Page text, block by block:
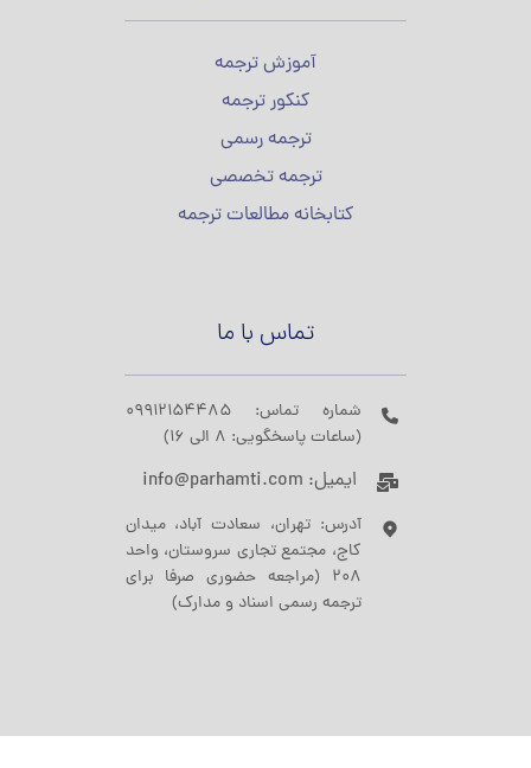
آموزش ترجمه
کنکور ترجمه
ترجمه رسمی
ترجمه تخصصی
کتابخانه مطالعات ترجمه
تماس با ما
شماره تماس: 09912154485
(ساعات پاسخگویی: 8 الی 16)
ایمیل: info@parhamti.com
آدرس: تهران، سعادت آباد، میدان
کاج، مجتمع تجاری سروستان، واحد
208 (مراجعه حضوری صرفا برای
ترجمه رسمی اسناد و مدارک)